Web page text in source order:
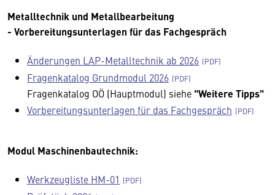
Metalltechnik und Metallbearbeitung
- Vorbereitungsunterlagen für das Fachgespräch
Änderungen LAP-Metalltechnik ab 2026
Fragenkatalog Grundmodul 2026
Fragenkatalog OÖ (Hauptmodul) siehe "Weitere Tipps"
Vorbereitungsunterlagen für das Fachgespräch
Modul Maschinenbautechnik:
Werkzeugliste HM-01